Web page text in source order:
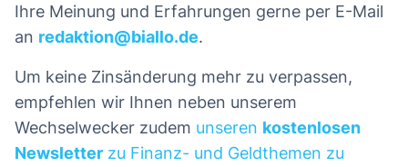
Ihre Meinung und Erfahrungen gerne per E-Mail
an redaktion@biallo.de.
Um keine Zinsänderung mehr zu verpassen,
empfehlen wir Ihnen neben unserem
Wechselwecker zudem unseren kostenlosen
Newsletter zu Finanz- und Geldthemen zu